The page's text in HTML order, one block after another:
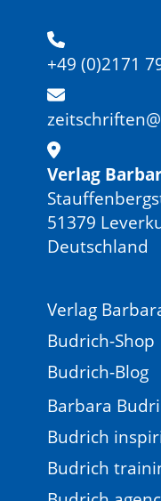
+49 (0)2171
Verlag
51379
Deutschland
Verlag
Budrich-Shop
Budrich-Blog
Barbara
Budrich
Budrich